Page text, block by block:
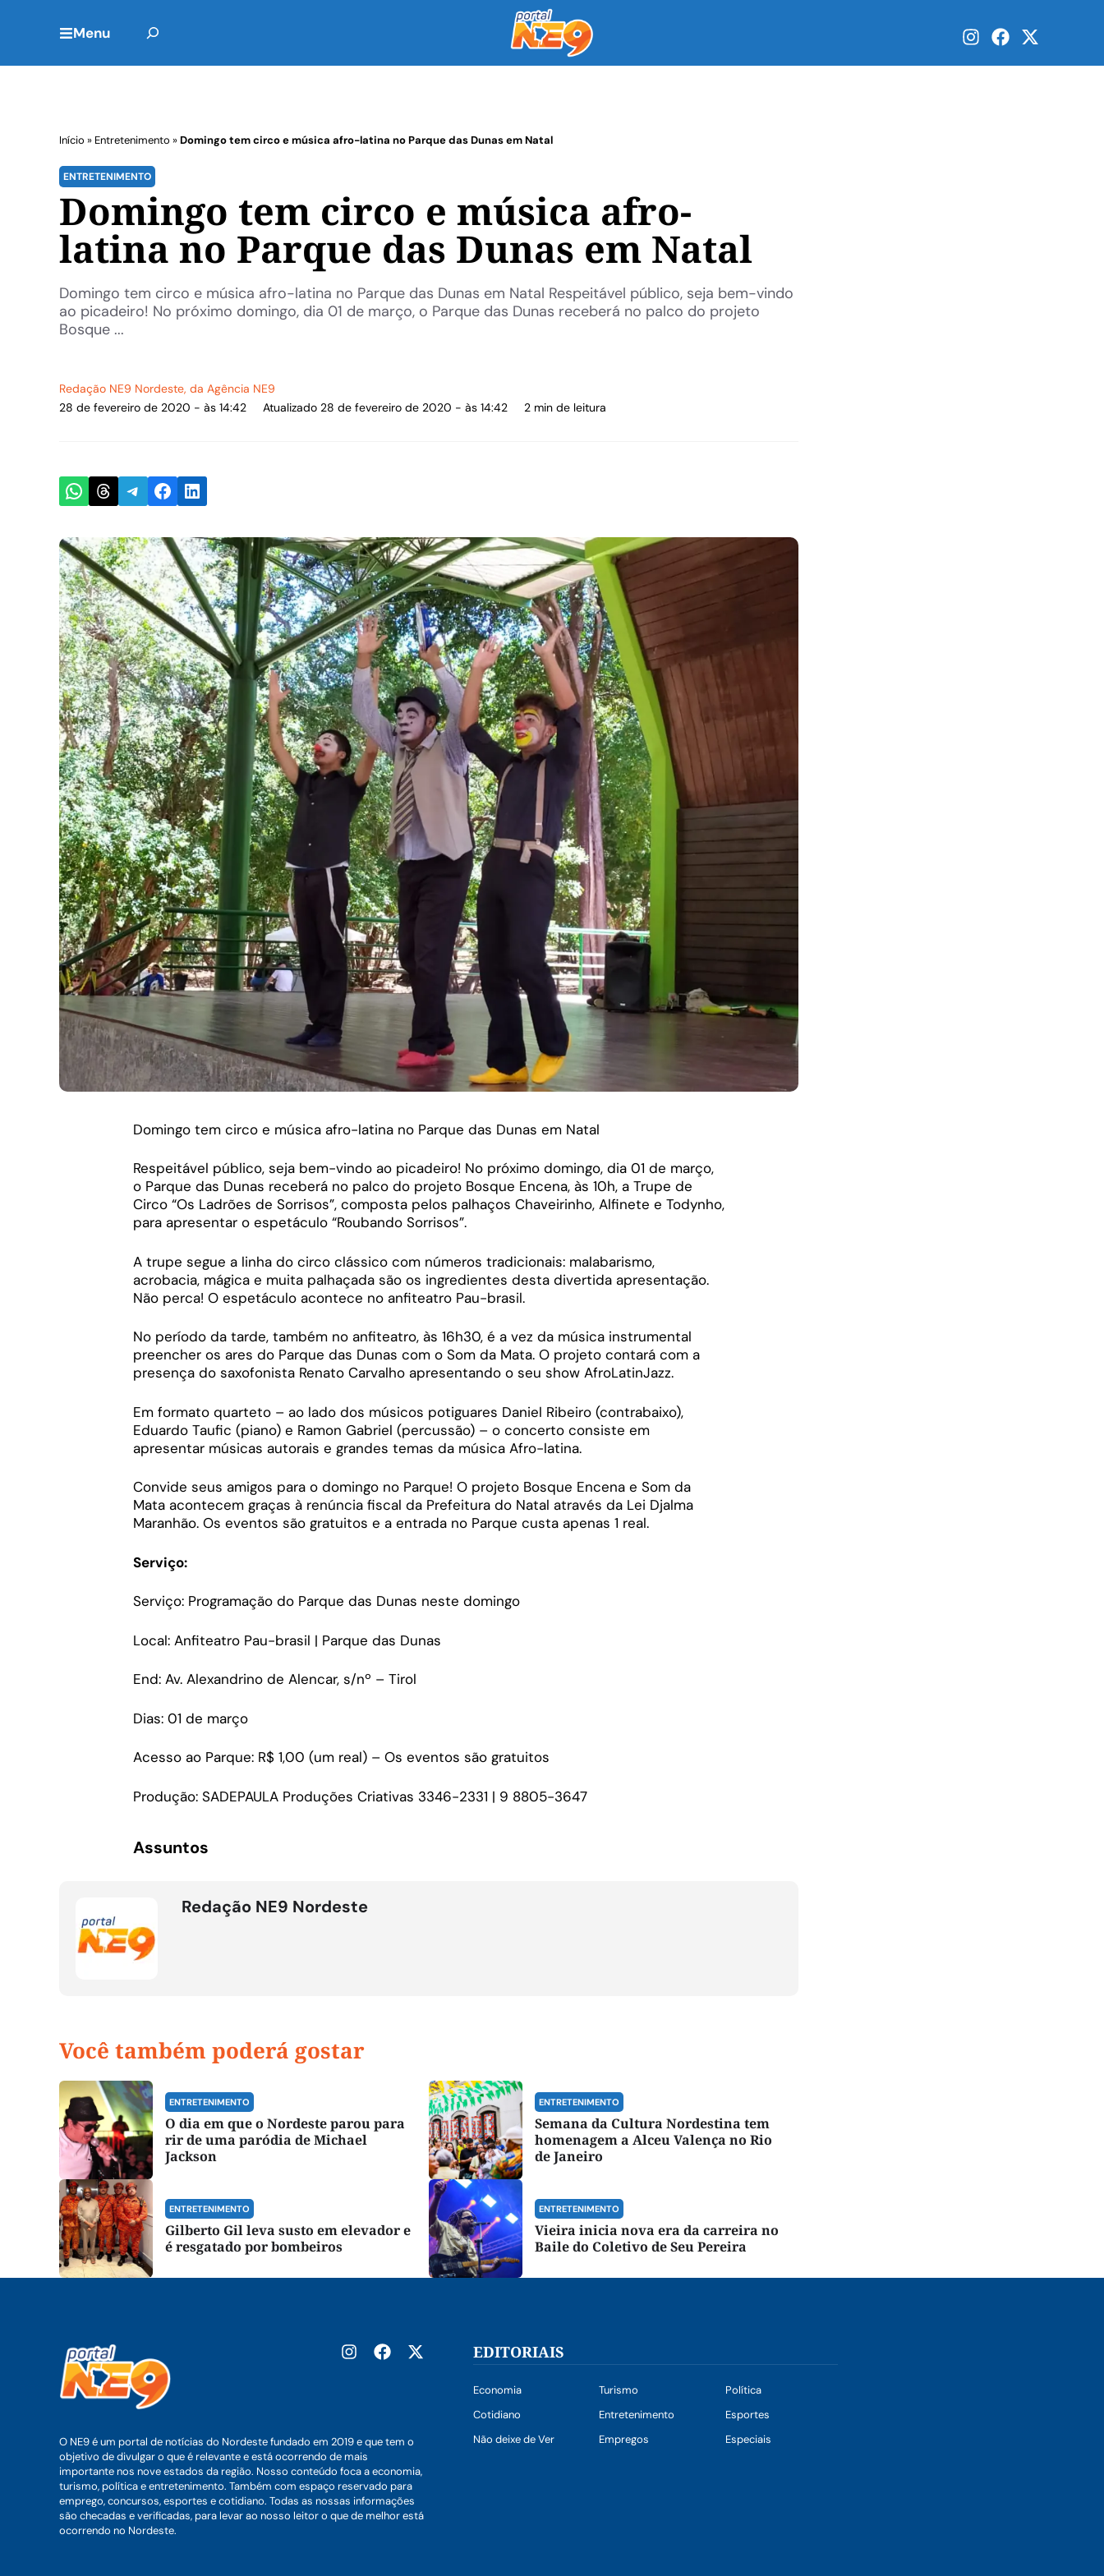
Menu
Início » Entretenimento »Domingo tem circo e música afro-latina no Parque das Dunas em Natal
ENTRETENIMENTO
Domingo tem circo e música afro-
latina no Parque das Dunas em Natal
Domingo tem circo e música afro-latina no Parque das Dunas em Natal Respeitável público, seja bem-vindo
ao picadeiro! No próximo domingo, dia 01 de março, o Parque das Dunas receberá no palco do projeto
Bosque ...
Redação NE9 Nordeste, da Agência NE9
28 de fevereiro de 2020 - às 14:42
Atualizado 28 de fevereiro de 2020 - às 14:42 2 min de leitura
Share on WhatsApp
Share on Threads
Share on Telegram
Share on Facebook
Share on LinkedIn
Domingo tem circo e música afro-latina no Parque das Dunas em Natal
Respeitável público, seja bem-vindo ao picadeiro! No próximo domingo, dia 01 de março,
o Parque das Dunas receberá no palco do projeto Bosque Encena, às 10h, a Trupe de
Circo “Os Ladrões de Sorrisos”, composta pelos palhaços Chaveirinho, Alfinete e Todynho,
para apresentar o espetáculo “Roubando Sorrisos”.
A trupe segue a linha do circo clássico com números tradicionais: malabarismo,
acrobacia, mágica e muita palhaçada são os ingredientes desta divertida apresentação.
Não perca! O espetáculo acontece no anfiteatro Pau-brasil.
No período da tarde, também no anfiteatro, às 16h30, é a vez da música instrumental
preencher os ares do Parque das Dunas com o Som da Mata. O projeto contará com a
presença do saxofonista Renato Carvalho apresentando o seu show AfroLatinJazz.
Em formato quarteto – ao lado dos músicos potiguares Daniel Ribeiro (contrabaixo),
Eduardo Taufic (piano) e Ramon Gabriel (percussão) – o concerto consiste em
apresentar músicas autorais e grandes temas da música Afro-latina.
Convide seus amigos para o domingo no Parque! O projeto Bosque Encena e Som da
Mata acontecem graças à renúncia fiscal da Prefeitura do Natal através da Lei Djalma
Maranhão. Os eventos são gratuitos e a entrada no Parque custa apenas 1 real.
Serviço:
Serviço: Programação do Parque das Dunas neste domingo
Local: Anfiteatro Pau-brasil | Parque das Dunas
End: Av. Alexandrino de Alencar, s/nº – Tirol
Dias: 01 de março
Acesso ao Parque: R$ 1,00 (um real) – Os eventos são gratuitos
Produção: SADEPAULA Produções Criativas 3346-2331 | 9 8805-3647
Assuntos
Redação NE9 Nordeste
Você também poderá gostar
ENTRETENIMENTO
O dia em que o Nordeste parou para
rir de uma paródia de Michael
Jackson
ENTRETENIMENTO
Semana da Cultura Nordestina tem
homenagem a Alceu Valença no Rio
de Janeiro
ENTRETENIMENTO
Gilberto Gil leva susto em elevador e
é resgatado por bombeiros
ENTRETENIMENTO
Vieira inicia nova era da carreira no
Baile do Coletivo de Seu Pereira
O NE9 é um portal de notícias do Nordeste fundado em 2019 e que tem o
objetivo de divulgar o que é relevante e está ocorrendo de mais
importante nos nove estados da região. Nosso conteúdo foca a economia,
turismo, política e entretenimento. Também com espaço reservado para
emprego, concursos, esportes e cotidiano. Todas as nossas informações
são checadas e verificadas, para levar ao nosso leitor o que de melhor está
ocorrendo no Nordeste.
EDITORIAIS
Economia Turismo
Política
Cotidiano
Entretenimento
Esportes
Não deixe de Ver
Empregos Especiais